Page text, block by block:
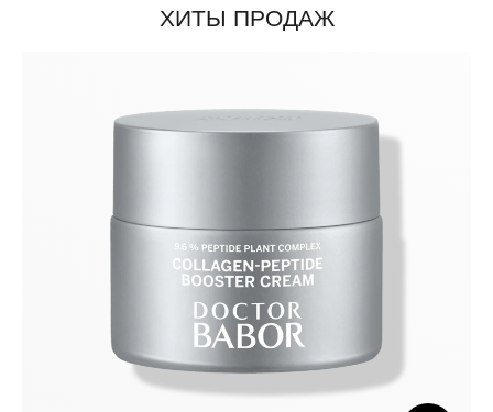
ХИТЫ ПРОДАЖ